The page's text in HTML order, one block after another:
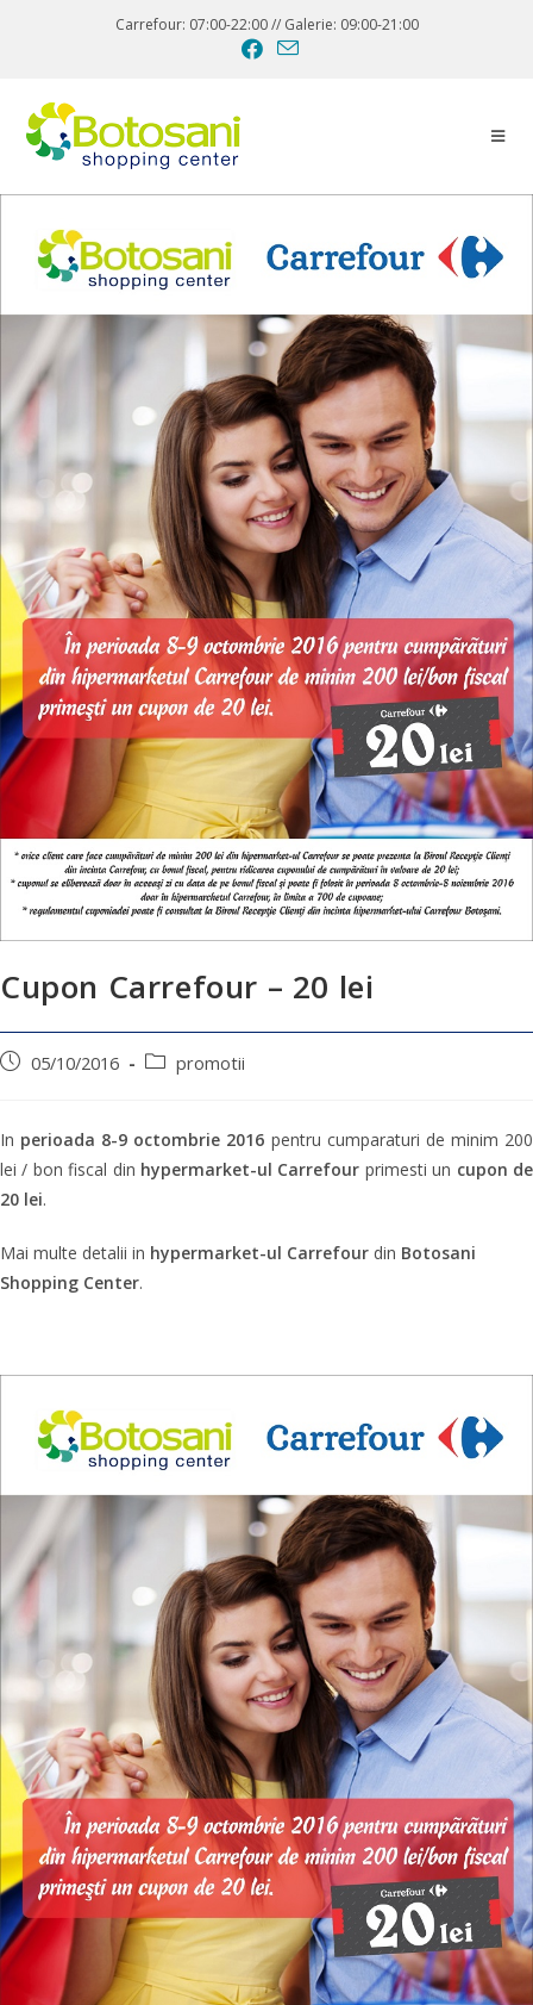
Carrefour: 07:00-22:00 // Galerie: 09:00-21:00
Cupon Carrefour – 20 lei
05/10/2016 promotii
In perioada 8-9 octombrie 2016 pentru cumparaturi de minim 200
lei / bon fiscal din hypermarket-ul Carrefour primesti un cupon de
20 lei.
Mai multe detalii in hypermarket-ul Carrefour din Botosani
Shopping Center.